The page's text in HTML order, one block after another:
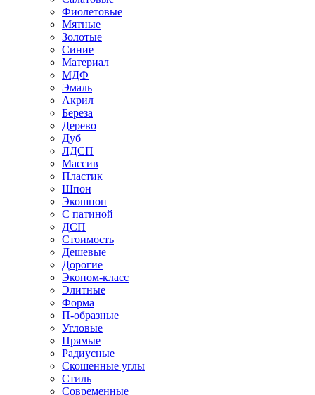
Фиолетовые
Мятные
Золотые
Синие
Материал
МДФ
Эмаль
Акрил
Береза
Дерево
Дуб
ЛДСП
Массив
Пластик
Шпон
Экошпон
С патиной
ДСП
Стоимость
Дешевые
Дорогие
Эконом-класс
Элитные
Форма
П-образные
Угловые
Прямые
Радиусные
Скошенные углы
Стиль
Современные